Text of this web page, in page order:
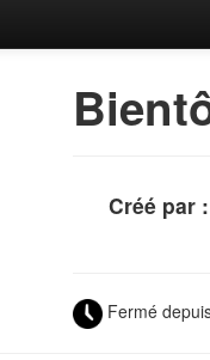
Créé par :
Fermé